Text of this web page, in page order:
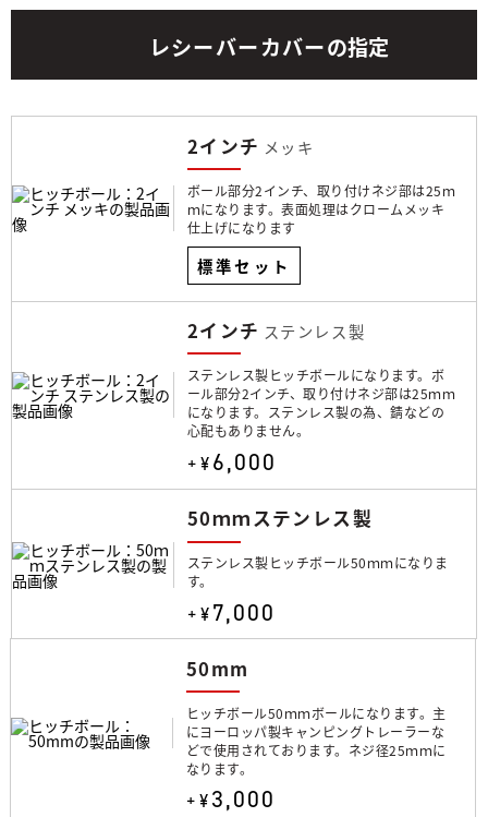
レシーバーカバーの指定
2インチ メッキ
ボール部分2インチ、取り付けネジ部は25ｍ
ｍになります。表面処理はクロームメッキ
仕上げになります
標準セット
2インチ ステンレス製
ステンレス製ヒッチボールになります。ボ
ール部分2インチ、取り付けネジ部は25ｍｍ
になります。ステンレス製の為、錆などの
心配もありません。
+¥6,000
50ｍｍステンレス製
ステンレス製ヒッチボール50ｍｍになりま
す。
+¥7,000
50mm
ヒッチボール50ｍｍボールになります。主
にヨーロッパ製キャンピングトレーラーな
どで使用されております。ネジ径25ｍｍに
なります。
+¥3,000